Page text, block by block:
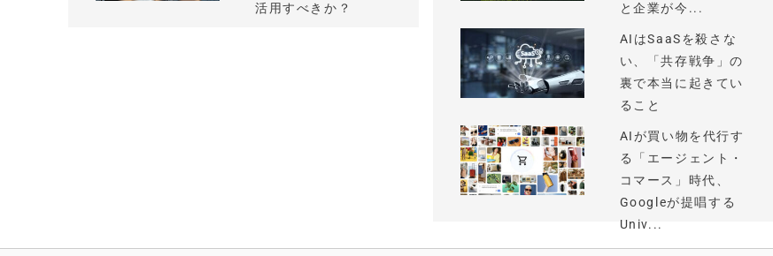
活用すべきか？
と企業が今...
AIはSaaSを殺さな
い、「共存戦争」の
裏で本当に起きてい
ること
AIが買い物を代行す
る「エージェント・
コマース」時代、
Googleが提唱する
Univ...